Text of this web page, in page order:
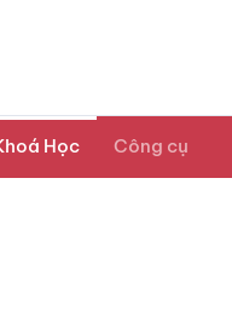
Học Công cụ